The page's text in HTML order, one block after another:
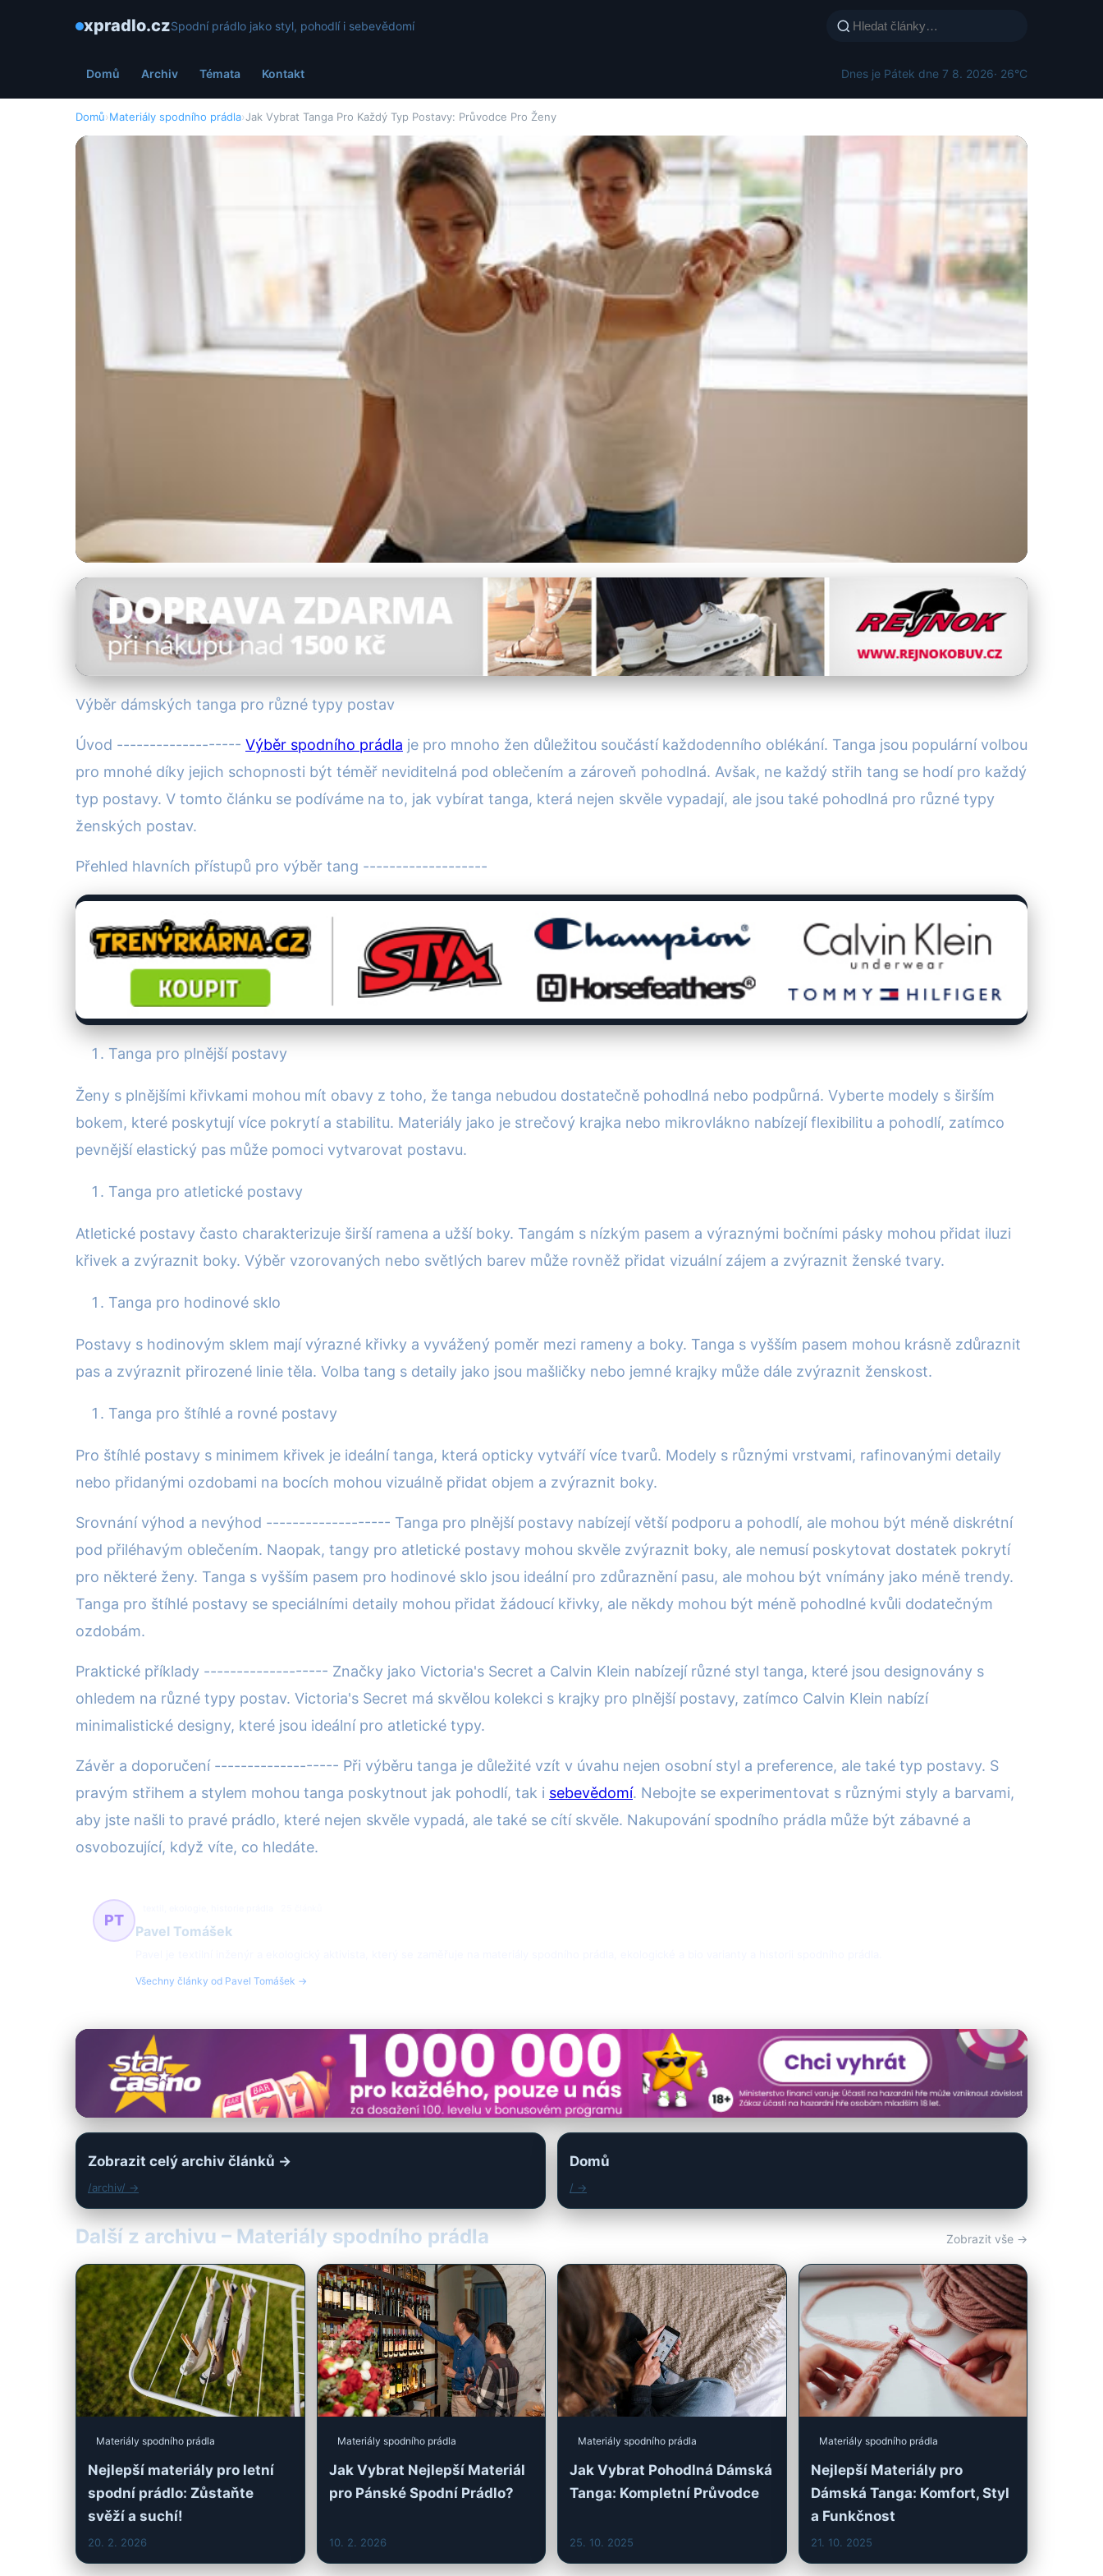
xpradlo.czSpodní prádlo jako styl, pohodlí i sebevědomí
Domů Archiv Témata Kontakt Dnes je Pátek dne 7 8. 2026· 26°C
Domů›Materiály spodního prádla›Jak Vybrat Tanga Pro Každý Typ Postavy: Průvodce Pro Ženy
Materiály spodního prádla
Jak Vybrat Tanga Pro Každý Typ Postavy: Průvodce Pro
Ženy
Výběr dámských tanga pro různé typy postav
Úvod ------------------- Výběr spodního prádla je pro mnoho žen důležitou součástí každodenního oblékání. Tanga jsou populární volbou
pro mnohé díky jejich schopnosti být téměř neviditelná pod oblečením a zároveň pohodlná. Avšak, ne každý střih tang se hodí pro každý
typ postavy. V tomto článku se podíváme na to, jak vybírat tanga, která nejen skvěle vypadají, ale jsou také pohodlná pro různé typy
ženských postav.
Přehled hlavních přístupů pro výběr tang -------------------
Tanga pro plnější postavy
Ženy s plnějšími křivkami mohou mít obavy z toho, že tanga nebudou dostatečně pohodlná nebo podpůrná. Vyberte modely s širším
bokem, které poskytují více pokrytí a stabilitu. Materiály jako je strečový krajka nebo mikrovlákno nabízejí flexibilitu a pohodlí, zatímco
pevnější elastický pas může pomoci vytvarovat postavu.
Tanga pro atletické postavy
Atletické postavy často charakterizuje širší ramena a užší boky. Tangám s nízkým pasem a výraznými bočními pásky mohou přidat iluzi
křivek a zvýraznit boky. Výběr vzorovaných nebo světlých barev může rovněž přidat vizuální zájem a zvýraznit ženské tvary.
Tanga pro hodinové sklo
Postavy s hodinovým sklem mají výrazné křivky a vyvážený poměr mezi rameny a boky. Tanga s vyšším pasem mohou krásně zdůraznit
pas a zvýraznit přirozené linie těla. Volba tang s detaily jako jsou mašličky nebo jemné krajky může dále zvýraznit ženskost.
Tanga pro štíhlé a rovné postavy
Pro štíhlé postavy s minimem křivek je ideální tanga, která opticky vytváří více tvarů. Modely s různými vrstvami, rafinovanými detaily
nebo přidanými ozdobami na bocích mohou vizuálně přidat objem a zvýraznit boky.
Srovnání výhod a nevýhod ------------------- Tanga pro plnější postavy nabízejí větší podporu a pohodlí, ale mohou být méně diskrétní
pod přiléhavým oblečením. Naopak, tangy pro atletické postavy mohou skvěle zvýraznit boky, ale nemusí poskytovat dostatek pokrytí
pro některé ženy. Tanga s vyšším pasem pro hodinové sklo jsou ideální pro zdůraznění pasu, ale mohou být vnímány jako méně trendy.
Tanga pro štíhlé postavy se speciálními detaily mohou přidat žádoucí křivky, ale někdy mohou být méně pohodlné kvůli dodatečným
ozdobám.
Praktické příklady ------------------- Značky jako Victoria's Secret a Calvin Klein nabízejí různé styl tanga, které jsou designovány s
ohledem na různé typy postav. Victoria's Secret má skvělou kolekci s krajky pro plnější postavy, zatímco Calvin Klein nabízí
minimalistické designy, které jsou ideální pro atletické typy.
Závěr a doporučení ------------------- Při výběru tanga je důležité vzít v úvahu nejen osobní styl a preference, ale také typ postavy. S
pravým střihem a stylem mohou tanga poskytnout jak pohodlí, tak i sebevědomí. Nebojte se experimentovat s různými styly a barvami,
aby jste našli to pravé prádlo, které nejen skvěle vypadá, ale také se cítí skvěle. Nakupování spodního prádla může být zábavné a
osvobozující, když víte, co hledáte.
PT
Pavel Tomášek
Všechny články od Pavel Tomášek →
Zobrazit celý archiv článků →
/archiv/ →
Domů
/ →
Další z archivu – Materiály spodního prádla Zobrazit vše →
Materiály spodního prádla
Nejlepší materiály pro letní
spodní prádlo: Zůstaňte
svěží a suchí!
20. 2. 2026
Materiály spodního prádla
Jak Vybrat Nejlepší Materiál
pro Pánské Spodní Prádlo?
10. 2. 2026
Materiály spodního prádla
Jak Vybrat Pohodlná Dámská
Tanga: Kompletní Průvodce
25. 10. 2025
Materiály spodního prádla
Nejlepší Materiály pro
Dámská Tanga: Komfort, Styl
a Funkčnost
21. 10. 2025